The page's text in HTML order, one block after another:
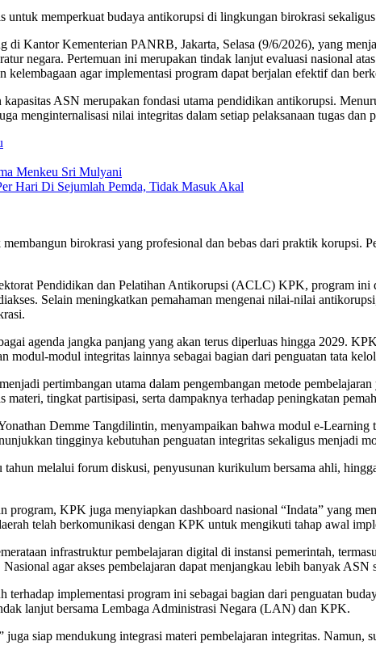
untuk memperkuat budaya antikorupsi di lingkungan birokrasi
di Kantor Kementerian PANRB, Jakarta, Selasa (9/6/2026), yang
negara. Pertemuan ini merupakan tindak lanjut evaluasi nasional
kelembagaan agar implementasi program dapat berjalan efektif dan
kapasitas ASN merupakan fondasi utama pendidikan antikorupsi.
menginternalisasi nilai integritas dalam setiap pelaksanaan tugas dan
Hari Di Sejumlah Pemda, Tidak Masuk Akal
birokrasi yang profesional dan bebas dari praktik korupsi.
Pendidikan dan Pelatihan Antikorupsi (ACLC) KPK, program ini
Selain meningkatkan pemahaman mengenai nilai-nilai
agenda jangka panjang yang akan terus diperluas hingga 2029.
modul-modul integritas lainnya sebagai bagian dari penguatan tata
pertimbangan utama dalam pengembangan metode
tingkat partisipasi, serta dampaknya terhadap peningkatan
Demme Tangdilintin, menyampaikan bahwa modul e-Learning
tingginya kebutuhan penguatan integritas sekaligus menjadi
melalui forum diskusi, penyusunan kurikulum bersama ahli,
program, KPK juga menyiapkan dashboard nasional “Indata” yang
telah berkomunikasi dengan KPK untuk mengikuti tahap awal
infrastruktur pembelajaran digital di instansi pemerintah,
agar akses pembelajaran dapat menjangkau lebih banyak ASN
terhadap implementasi program ini sebagai bagian dari penguatan
lanjut bersama Lembaga Administrasi Negara (LAN) dan KPK.
siap mendukung integrasi materi pembelajaran integritas. Namun,